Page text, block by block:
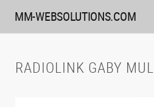
zum
Inhalt
MM-WEBSOLUTIONS.COM
RADIOLINK GABY